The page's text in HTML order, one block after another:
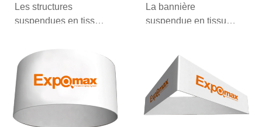
17D51
Les structures
suspendues en tissu
tubulaire sont
disponibles en de
nombreuses tailles...
17D22
La bannière
suspendue en tissu
faire remarquer. Ces
éléments
supplémentaires...